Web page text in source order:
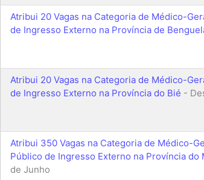
Atribui 20 Vagas na Categoria de Médico-
de Ingresso Externo na Província de
Atribui 20 Vagas na Categoria de Médico-
de Ingresso Externo na Província do Bié -
Atribui 350 Vagas na Categoria de Médico-
Público de Ingresso Externo na Província do
de Junho